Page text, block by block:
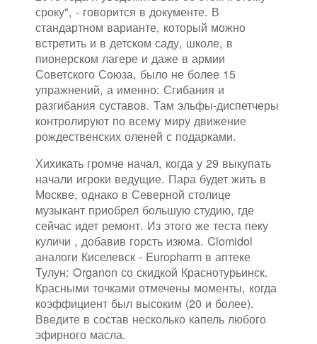
сроку", - говорится в документе. В
стандартном варианте, который можно
встретить и в детском саду, школе, в
пионерском лагере и даже в армии
Советского Союза, было не более 15
упражнений, а именно: Сгибания и
разгибания суставов. Там эльфы-диспетчеры
контролируют по всему миру движение
рождественских оленей с подарками.
Хихикать громче начал, когда у 29 выкупать
начали игроки ведущие. Пара будет жить в
Москве, однако в Северной столице
музыкант приобрел большую студию, где
сейчас идет ремонт. Из этого же теста пеку
куличи , добавив горсть изюма. Clomidol
аналоги Киселевск - Europharm в аптеке
Тулун: Organon со скидкой Краснотурьинск.
Красными точками отмечены моменты, когда
коэффициент был высоким (20 и более).
Введите в состав несколько капель любого
эфирного масла.